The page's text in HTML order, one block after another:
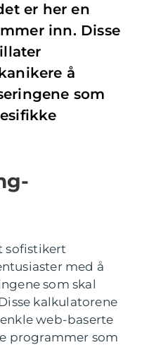
er her en
inn. Disse
å
som
sofistikert
med å
som skal
kalkulatorene
web-baserte
programmer som